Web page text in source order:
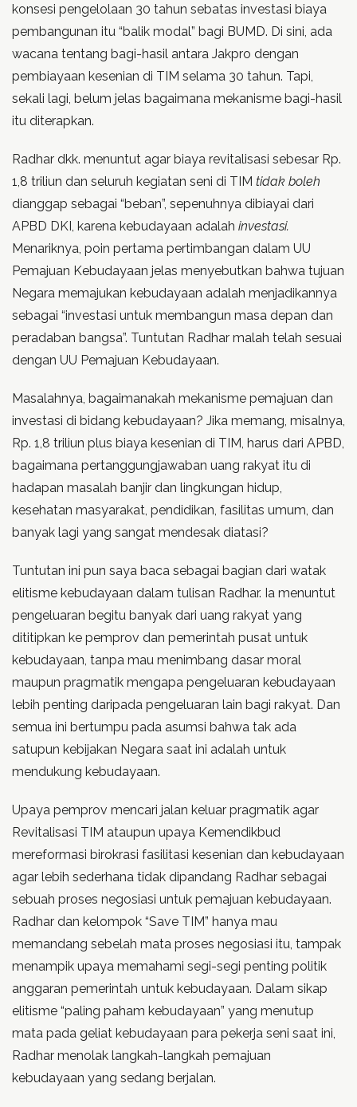
konsesi pengelolaan 30 tahun sebatas investasi biaya
pembangunan itu “balik modal” bagi BUMD. Di sini, ada
wacana tentang bagi-hasil antara Jakpro dengan
pembiayaan kesenian di TIM selama 30 tahun. Tapi,
sekali lagi, belum jelas bagaimana mekanisme bagi-hasil
itu diterapkan.
Radhar dkk. menuntut agar biaya revitalisasi sebesar Rp.
1,8 triliun dan seluruh kegiatan seni di TIM tidak boleh
dianggap sebagai “beban”, sepenuhnya dibiayai dari
APBD DKI, karena kebudayaan adalah investasi.
Menariknya, poin pertama pertimbangan dalam UU
Pemajuan Kebudayaan jelas menyebutkan bahwa tujuan
Negara memajukan kebudayaan adalah menjadikannya
sebagai “investasi untuk membangun masa depan dan
peradaban bangsa”. Tuntutan Radhar malah telah sesuai
dengan UU Pemajuan Kebudayaan.
Masalahnya, bagaimanakah mekanisme pemajuan dan
investasi di bidang kebudayaan? Jika memang, misalnya,
Rp. 1,8 triliun plus biaya kesenian di TIM, harus dari APBD,
bagaimana pertanggungjawaban uang rakyat itu di
hadapan masalah banjir dan lingkungan hidup,
kesehatan masyarakat, pendidikan, fasilitas umum, dan
banyak lagi yang sangat mendesak diatasi?
Tuntutan ini pun saya baca sebagai bagian dari watak
elitisme kebudayaan dalam tulisan Radhar. Ia menuntut
pengeluaran begitu banyak dari uang rakyat yang
dititipkan ke pemprov dan pemerintah pusat untuk
kebudayaan, tanpa mau menimbang dasar moral
maupun pragmatik mengapa pengeluaran kebudayaan
lebih penting daripada pengeluaran lain bagi rakyat. Dan
semua ini bertumpu pada asumsi bahwa tak ada
satupun kebijakan Negara saat ini adalah untuk
mendukung kebudayaan.
Upaya pemprov mencari jalan keluar pragmatik agar
Revitalisasi TIM ataupun upaya Kemendikbud
mereformasi birokrasi fasilitasi kesenian dan kebudayaan
agar lebih sederhana tidak dipandang Radhar sebagai
sebuah proses negosiasi untuk pemajuan kebudayaan.
Radhar dan kelompok “Save TIM” hanya mau
memandang sebelah mata proses negosiasi itu, tampak
menampik upaya memahami segi-segi penting politik
anggaran pemerintah untuk kebudayaan. Dalam sikap
elitisme “paling paham kebudayaan” yang menutup
mata pada geliat kebudayaan para pekerja seni saat ini,
Radhar menolak langkah-langkah pemajuan
kebudayaan yang sedang berjalan.